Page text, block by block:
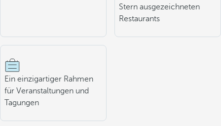
Stern ausgezeichneten
Restaurants
Ein einzigartiger Rahmen
für Veranstaltungen und
Tagungen